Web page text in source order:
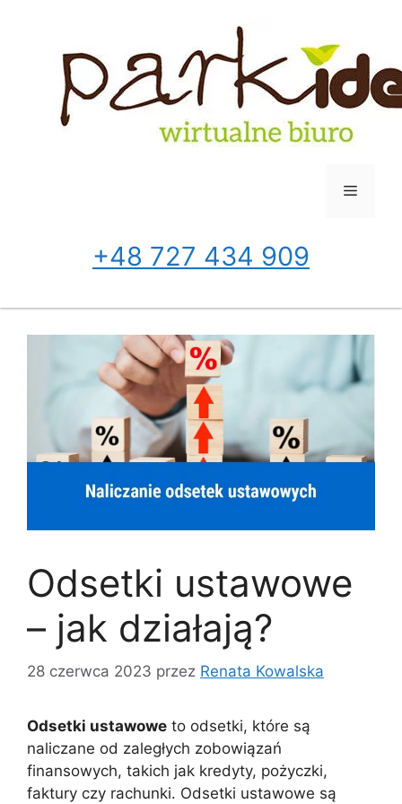
Menu
+48 727 434 909
Odsetki ustawowe
– jak działają?
28 czerwca 2023 przez Renata Kowalska
Odsetki ustawowe to odsetki, które są
naliczane od zaległych zobowiązań
finansowych, takich jak kredyty, pożyczki,
faktury czy rachunki. Odsetki ustawowe są